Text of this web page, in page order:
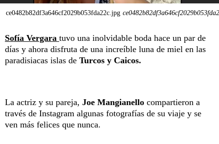
ce0482b82df3a646cf2029b053fda22c.jpg
Sofía Vergara tuvo una inolvidable boda hace un par de
días y ahora disfruta de una increíble luna de miel en las
paradisiacas islas de Turcos y Caicos.
La actriz y su pareja, Joe Mangianello compartieron a
través de Instagram algunas fotografías de su viaje y se
ven más felices que nunca.